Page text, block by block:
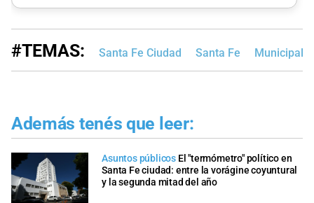
#TEMAS: Santa Fe Ciudad Santa Fe
Además tenés que leer:
Asuntos públicos El "termómetro" político en
Santa Fe ciudad: entre la vorágine coyuntural
y la segunda mitad del año